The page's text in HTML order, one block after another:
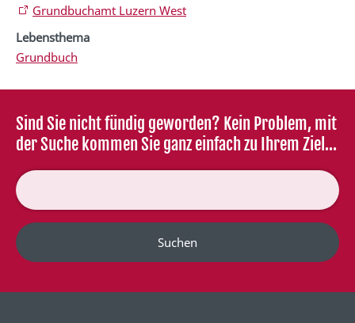
Grundbuchamt Luzern West
Lebensthema
Grundbuch
Sind Sie nicht fündig geworden? Kein Problem, mit
der Suche kommen Sie ganz einfach zu Ihrem Ziel...
Suchen